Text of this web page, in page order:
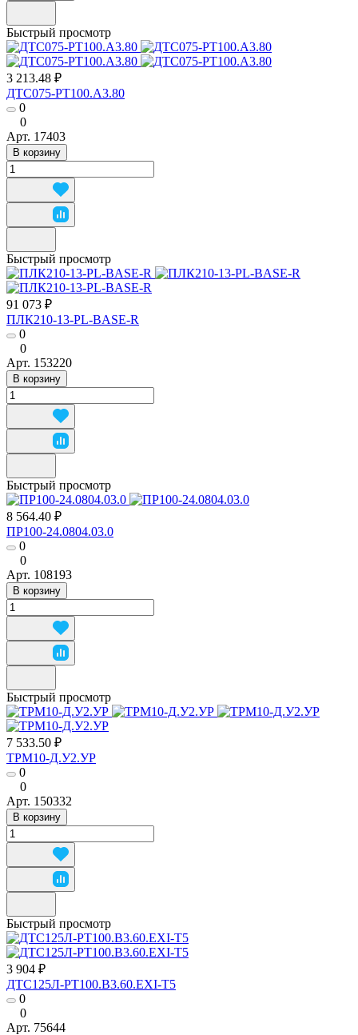
Быстрый просмотр
3 213.48 ₽
ДТС075-РТ100.А3.80
0
0
Арт. 17403
В корзину
Быстрый просмотр
91 073 ₽
ПЛК210-13-PL-BASE-R
0
0
Арт. 153220
В корзину
Быстрый просмотр
8 564.40 ₽
ПР100-24.0804.03.0
0
0
Арт. 108193
В корзину
Быстрый просмотр
7 533.50 ₽
ТРМ10-Д.У2.УР
0
0
Арт. 150332
В корзину
Быстрый просмотр
3 904 ₽
ДТС125Л-РТ100.В3.60.ЕХI-Т5
0
0
Арт. 75644